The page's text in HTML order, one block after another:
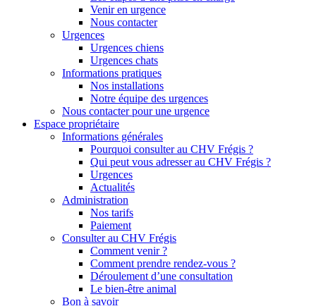
Venir en urgence
Nous contacter
Urgences
Urgences chiens
Urgences chats
Informations pratiques
Nos installations
Notre équipe des urgences
Nous contacter pour une urgence
Espace propriétaire
Informations générales
Pourquoi consulter au CHV Frégis ?
Qui peut vous adresser au CHV Frégis ?
Urgences
Actualités
Administration
Nos tarifs
Paiement
Consulter au CHV Frégis
Comment venir ?
Comment prendre rendez-vous ?
Déroulement d’une consultation
Le bien-être animal
Bon à savoir